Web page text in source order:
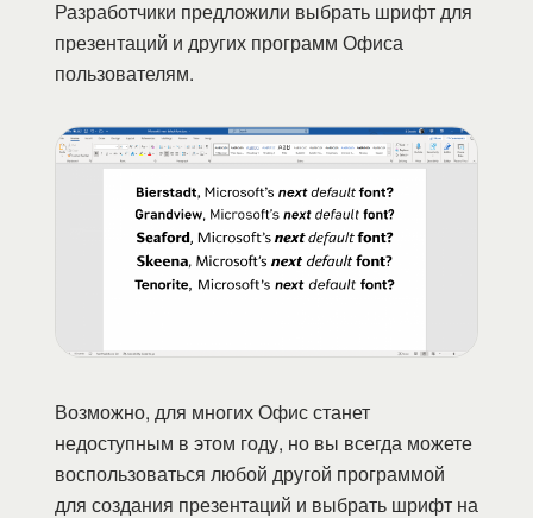
Разработчики предложили выбрать шрифт для
презентаций и других программ Офиса
пользователям.
Возможно, для многих Офис станет
недоступным в этом году, но вы всегда можете
воспользоваться любой другой программой
для создания презентаций и выбрать шрифт на